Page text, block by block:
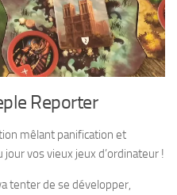
Reporter
mêlant panification et
vos vieux jeux d’ordinateur !
tenter de se développer,